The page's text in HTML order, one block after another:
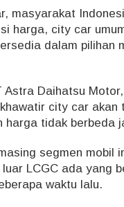
masyarakat
harga, city car
dalam pilihan
Astra Daihatsu
city car akan
harga tidak berbeda
segmen mobil
LCGC ada yang
waktu lalu.